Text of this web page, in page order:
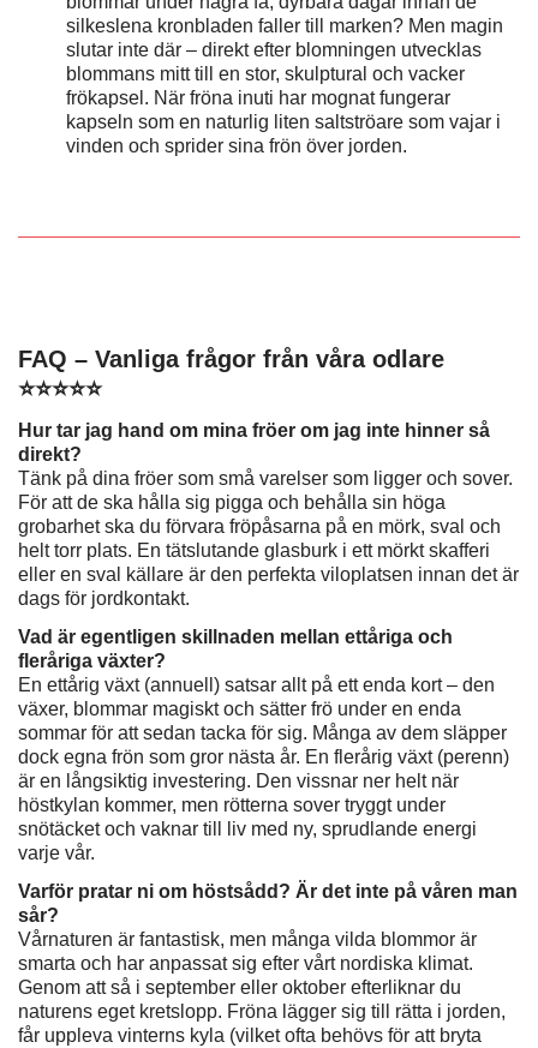
silkeslena kronbladen faller till marken? Men magin
slutar inte där – direkt efter blomningen utvecklas
blommans mitt till en stor, skulptural och vacker
frökapsel. När fröna inuti har mognat fungerar
kapseln som en naturlig liten saltströare som vajar i
vinden och sprider sina frön över jorden.
FAQ – Vanliga frågor från våra odlare
⭐⭐⭐⭐⭐
Hur tar jag hand om mina fröer om jag inte hinner så
direkt?
Tänk på dina fröer som små varelser som ligger och sover.
För att de ska hålla sig pigga och behålla sin höga
grobarhet ska du förvara fröpåsarna på en mörk, sval och
helt torr plats. En tätslutande glasburk i ett mörkt skafferi
eller en sval källare är den perfekta viloplatsen innan det är
dags för jordkontakt.
Vad är egentligen skillnaden mellan ettåriga och
fleråriga växter?
En ettårig växt (annuell) satsar allt på ett enda kort – den
växer, blommar magiskt och sätter frö under en enda
sommar för att sedan tacka för sig. Många av dem släpper
dock egna frön som gror nästa år. En flerårig växt (perenn)
är en långsiktig investering. Den vissnar ner helt när
höstkylan kommer, men rötterna sover tryggt under
snötäcket och vaknar till liv med ny, sprudlande energi
varje vår.
Varför pratar ni om höstsådd? Är det inte på våren man
sår?
Vårnaturen är fantastisk, men många vilda blommor är
smarta och har anpassat sig efter vårt nordiska klimat.
Genom att så i september eller oktober efterliknar du
naturens eget kretslopp. Fröna lägger sig till rätta i jorden,
får uppleva vinterns kyla (vilket ofta behövs för att bryta